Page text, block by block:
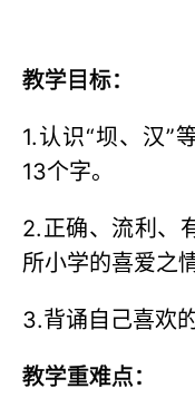
教学目标：
1.认识“坝、汉”
13个字。
2.正确、流利、
所小学的喜爱之情
3.背诵自己喜欢
教学重难点：